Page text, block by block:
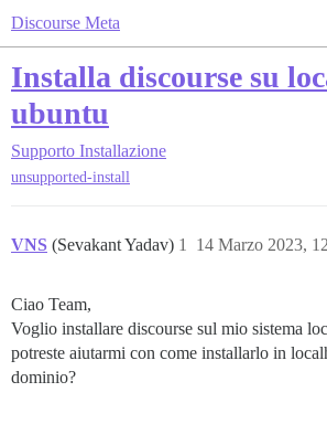
Discourse Meta
Installa discourse su
ubuntu
Supporto Installazione
unsupported-install
VNS (Sevakant Yadav) 14 Marzo 2023,
1
Ciao Team,
Voglio installare discourse sul mio sistema
potreste aiutarmi con come installarlo in
dominio?